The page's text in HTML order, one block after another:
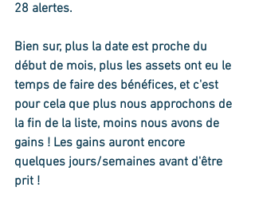
28 alertes.
Bien sur, plus la date est proche du
début de mois, plus les assets ont eu le
temps de faire des bénéfices, et c'est
pour cela que plus nous approchons de
la fin de la liste, moins nous avons de
gains ! Les gains auront encore
quelques jours/semaines avant d'être
prit !